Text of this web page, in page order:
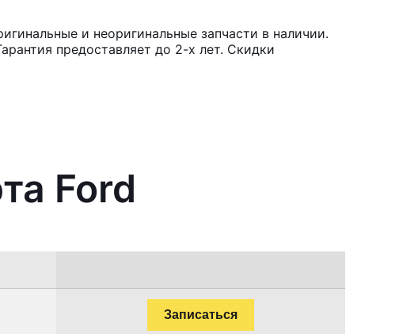
и неоригинальные запчасти в наличии.
предоставляет до 2-х лет. Скидки
Ford
Записаться